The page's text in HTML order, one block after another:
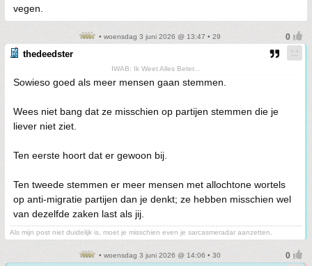
vegen.
• woensdag 3 juni 2026 @ 13:47 • 29
thedeedster
IWAB: Ik Weet Alles Beter...
Sowieso goed als meer mensen gaan stemmen.
Wees niet bang dat ze misschien op partijen stemmen die je
liever niet ziet.
Ten eerste hoort dat er gewoon bij.
Ten tweede stemmen er meer mensen met allochtone wortels
op anti-migratie partijen dan je denkt; ze hebben misschien wel
van dezelfde zaken last als jij.
Als mijn post niet duidelijk is, moet je misschien even je sarcasmeradar aanzetten.
• woensdag 3 juni 2026 @ 14:06 • 30